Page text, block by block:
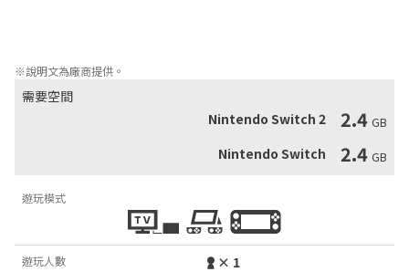
※說明文為廠商提供。
需要空間
Nintendo Switch 2
2.4 GB
Nintendo Switch 2.4 GB
遊玩模式
遊玩人數 × 1